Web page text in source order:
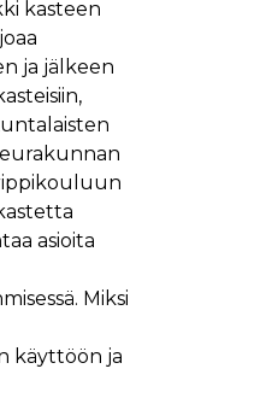
kasteen
ja jälkeen
asioita
Miksi
käyttöön ja